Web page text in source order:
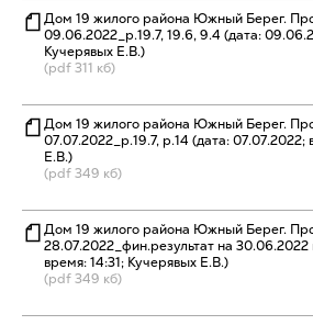
Дом 19 жилого района Южный Берег.
09.06.2022_р.19.7, 19.6, 9.4 (дата:
Кучерявых Е.В.)
(pdf 311 кб)
Дом 19 жилого района Южный Берег.
07.07.2022_р.19.7, р.14 (дата: 07.07.2022;
Е.В.)
(pdf 349 кб)
Дом 19 жилого района Южный Берег.
28.07.2022_фин.результат на 30.06.2022
время: 14:31; Кучерявых Е.В.)
(pdf 349 кб)